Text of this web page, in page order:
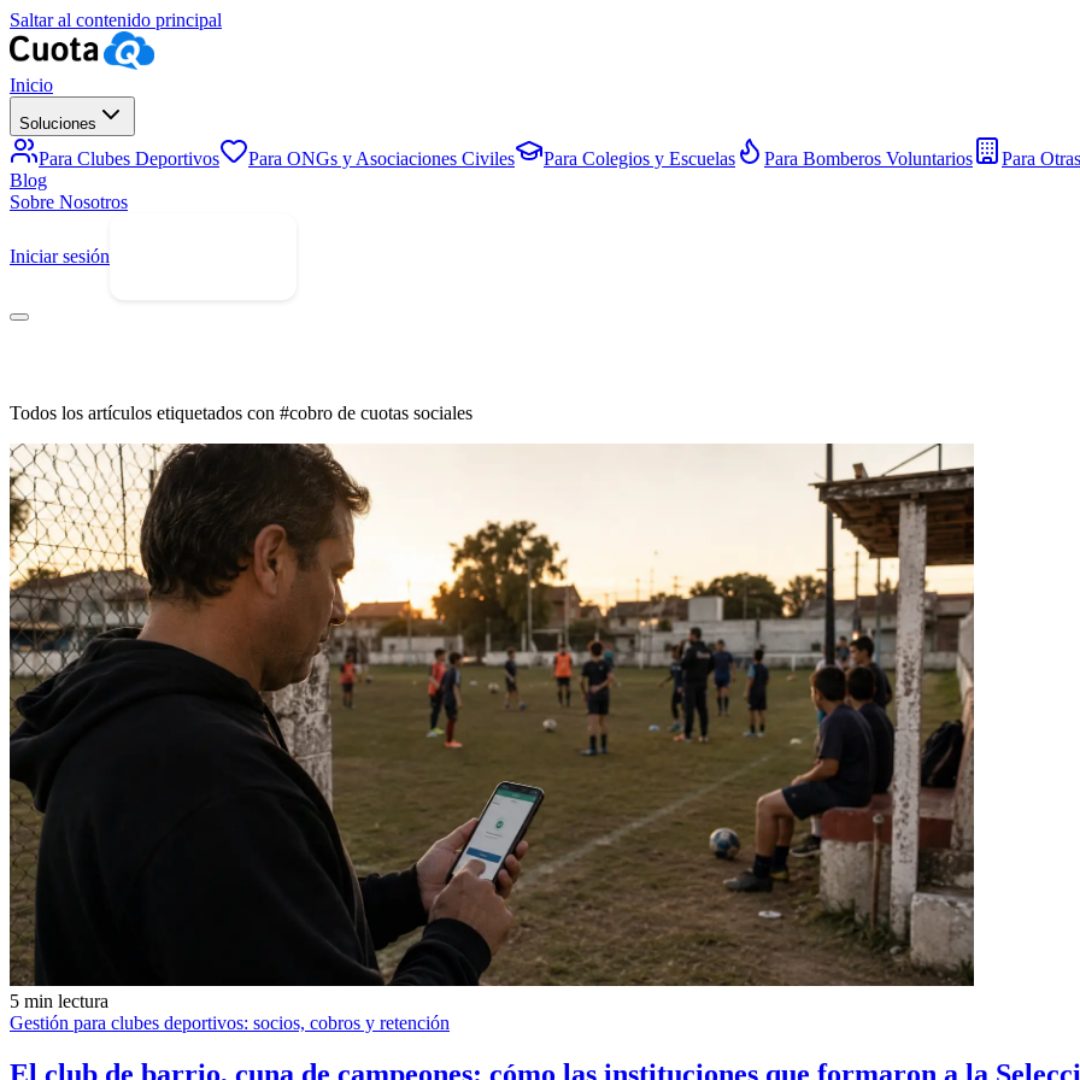
Saltar al contenido principal
Inicio
Soluciones
Para Clubes Deportivos Para ONGs y Asociaciones Civiles Para Colegios y Escuelas Para Bomberos Voluntarios
Para
Blog
Sobre Nosotros
Iniciar sesión
Todos los artículos etiquetados con #cobro de cuotas sociales
5 min lectura
Gestión para clubes deportivos: socios, cobros y retención
El club de barrio, cuna de campeones: cómo las instituciones que formaron a la